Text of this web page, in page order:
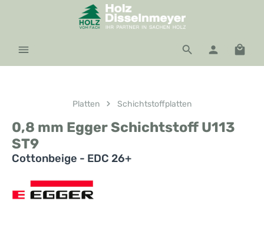
Zum Hauptinhalt springen
Platten Schichtstoffplatten
0,8 mm Egger Schichtstoff U113
ST9
Cottonbeige - EDC 26+